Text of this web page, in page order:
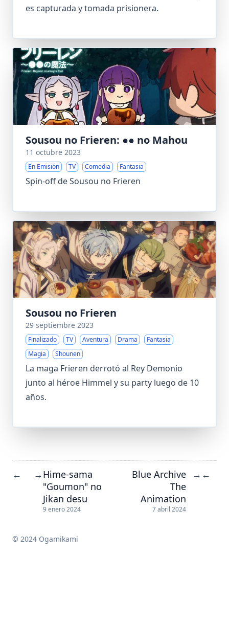
es capturada y tomada prisionera.
Sousou no Frieren: ●● no Mahou
11 octubre 2023
En Emisión TV Comedia Fantasia
Spin-off de Sousou no Frieren
Sousou no Frieren
29 septiembre 2023
Finalizado TV Aventura Drama
Fantasia
Magia
Shounen
La maga Frieren derrotó al Rey Demonio
junto al héroe Himmel y su party luego de 10
años.
← →Hime-sama
"Goumon" no
Jikan desu
9 enero 2024
Blue Archive
The
Animation
7 abril 2024
→ ←
© 2024 Ogamikami